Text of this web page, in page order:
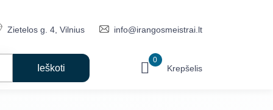
Zietelos g. 4, Vilnius info@irangosmeistrai.lt
0
Krepšelis